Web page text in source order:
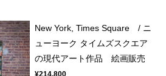
New York, Times Square / ニ
ューヨーク タイムズスクエア
の現代アート作品 絵画販売
¥214,800